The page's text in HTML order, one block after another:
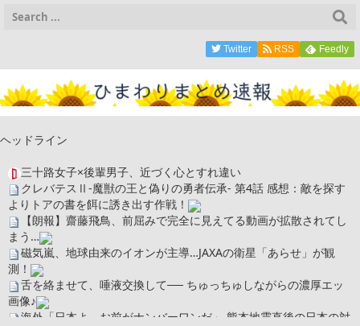
Twitter RSS Feedly
ヘッドライン
三十路女子×後輩男子、近づく心とすれ違い
クレバテスⅡ-魔獣の王と偽りの勇者伝承- 第4話 感想：敵を探す
よりトアの書を餌に誘き出す作戦！
【朗報】齋藤飛鳥、前屈みで完全に見えてる動画が拡散されてし
まう…
磁気嵐、地球由来のイオンが主導…JAXAの衛星「あらせ」が観
測！
舌を絡ませて、唾液交換して── ちゅっちゅしながらの濃厚エッ
画像♪
海外「日本よ、お前がナンバーワンだ」 熊本地震直後の日本の対